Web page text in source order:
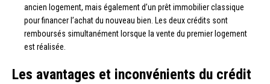
ancien logement, mais également d’un prêt immobilier classique
pour financer l’achat du nouveau bien. Les deux crédits sont
remboursés simultanément lorsque la vente du premier logement
est réalisée.
Les avantages et inconvénients du crédit